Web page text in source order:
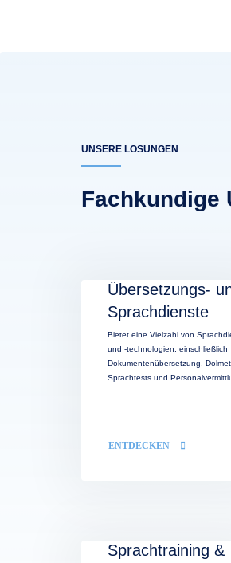
UNSERE LÖSUNGEN
Fachkundige
Übersetzungs-
Sprachdienste
Bietet eine Vielzahl von
und -technologien, einschließlich
Dokumentenübersetzung,
Sprachtests und
ENTDECKEN
Sprachtraining &